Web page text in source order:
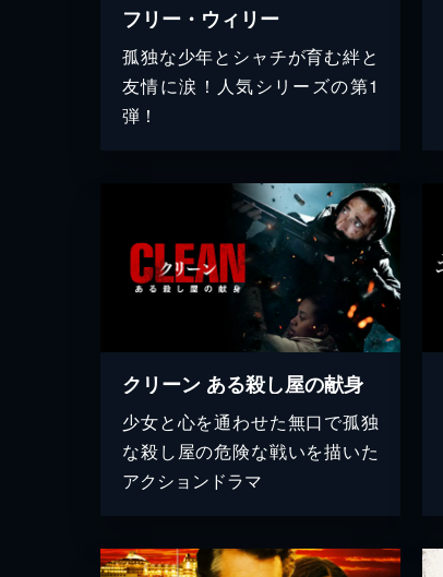
フリー・ウィリー
孤独な少年とシャチが育む絆と
友情に涙！人気シリーズの第1
弾！
クリーン ある殺し屋の献身
少女と心を通わせた無口で孤独
な殺し屋の危険な戦いを描いた
アクションドラマ